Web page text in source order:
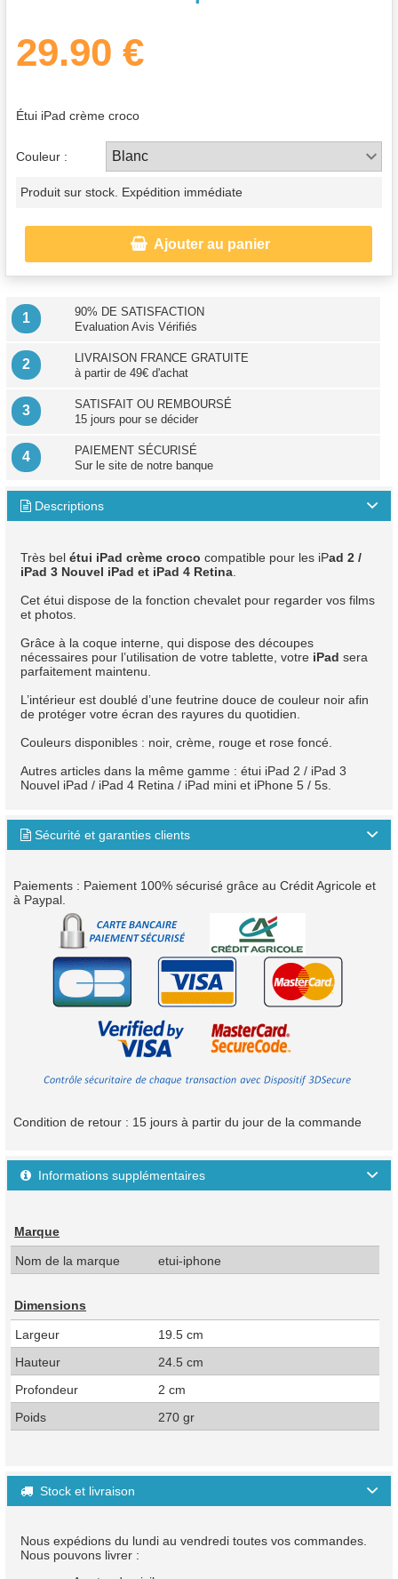
29.90 €
Étui iPad crème croco
Couleur :
Produit sur stock. Expédition immédiate
Ajouter au panier
1
90% DE SATISFACTION
Evaluation Avis Vérifiés
2
LIVRAISON FRANCE GRATUITE
à partir de 49€ d'achat
3
SATISFAIT OU REMBOURSÉ
15 jours pour se décider
4
PAIEMENT SÉCURISÉ
Sur le site de notre banque
Descriptions
Très bel étui iPad crème croco compatible pour les iPad 2 /
iPad 3 Nouvel iPad et iPad 4 Retina.
Cet étui dispose de la fonction chevalet pour regarder vos films
et photos.
Grâce à la coque interne, qui dispose des découpes
nécessaires pour l’utilisation de votre tablette, votre iPad sera
parfaitement maintenu.
L’intérieur est doublé d’une feutrine douce de couleur noir afin
de protéger votre écran des rayures du quotidien.
Couleurs disponibles : noir, crème, rouge et rose foncé.
Autres articles dans la même gamme : étui iPad 2 / iPad 3
Nouvel iPad / iPad 4 Retina / iPad mini et iPhone 5 / 5s.
Sécurité et garanties clients
Paiements : Paiement 100% sécurisé grâce au Crédit Agricole et
à Paypal.
Condition de retour : 15 jours à partir du jour de la commande
 Informations supplémentaires
Marque
Nom de la marque etui-iphone
Dimensions
Largeur
19.5 cm
Hauteur
24.5 cm
Profondeur
2 cm
Poids
270 gr
 Stock et livraison
Nous expédions du lundi au vendredi toutes vos commandes.
Nous pouvons livrer :